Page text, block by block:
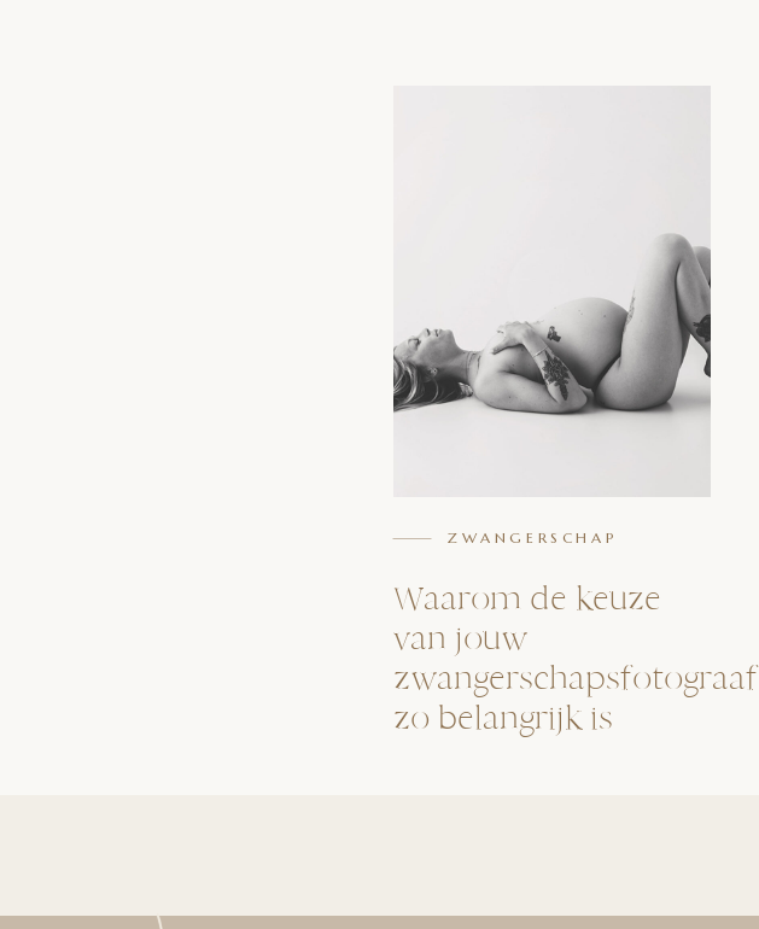
Waarom de keuze
van jouw
zwangerschapsfotograaf
zo belangrijk is
ZWANGERSCHAP